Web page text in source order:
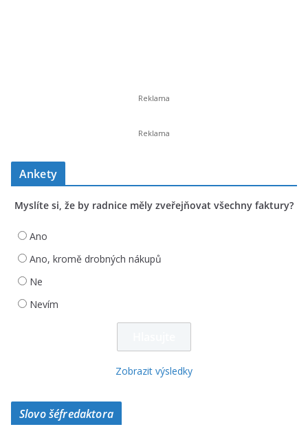
Ankety
Myslíte si, že by radnice měly zveřejňovat všechny faktury?
Ano
Ano, kromě drobných nákupů
Ne
Nevím
Zobrazit výsledky
Slovo šéfredaktora